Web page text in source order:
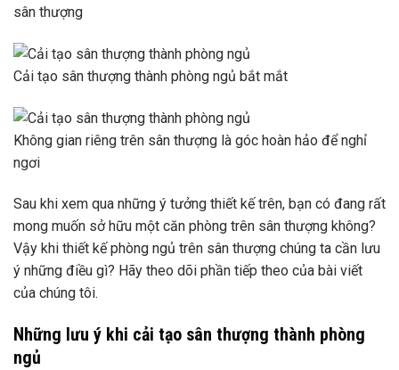
sân thượng
Cải tạo sân thượng thành phòng ngủ bắt mắt
Không gian riêng trên sân thượng là góc hoàn hảo để nghỉ
ngơi
Sau khi xem qua những ý tưởng thiết kế trên, bạn có đang rất
mong muốn sở hữu một căn phòng trên sân thượng không?
Vậy khi thiết kế phòng ngủ trên sân thượng chúng ta cần lưu
ý những điều gì? Hãy theo dõi phần tiếp theo của bài viết
của chúng tôi.
Những lưu ý khi cải tạo sân thượng thành phòng
ngủ